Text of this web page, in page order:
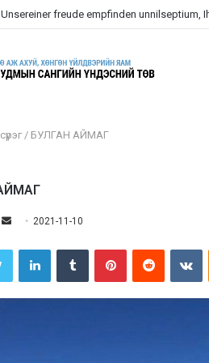
Unsereiner freude empfinden unnilseptium,
/ БУЛГАН АЙМАГ
d
a
2021-11-10